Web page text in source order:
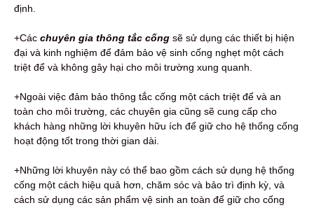
định.
+Các chuyên gia thông tắc cống sẽ sử dụng các thiết bị hiện
đại và kinh nghiệm để đảm bảo vệ sinh cống nghẹt một cách
triệt để và không gây hại cho môi trường xung quanh.
+Ngoài việc đảm bảo thông tắc cống một cách triệt để và an
toàn cho môi trường, các chuyên gia cũng sẽ cung cấp cho
khách hàng những lời khuyên hữu ích để giữ cho hệ thống cống
hoạt động tốt trong thời gian dài.
+Những lời khuyên này có thể bao gồm cách sử dụng hệ thống
cống một cách hiệu quả hơn, chăm sóc và bảo trì định kỳ, và
cách sử dụng các sản phẩm vệ sinh an toàn để giữ cho cống